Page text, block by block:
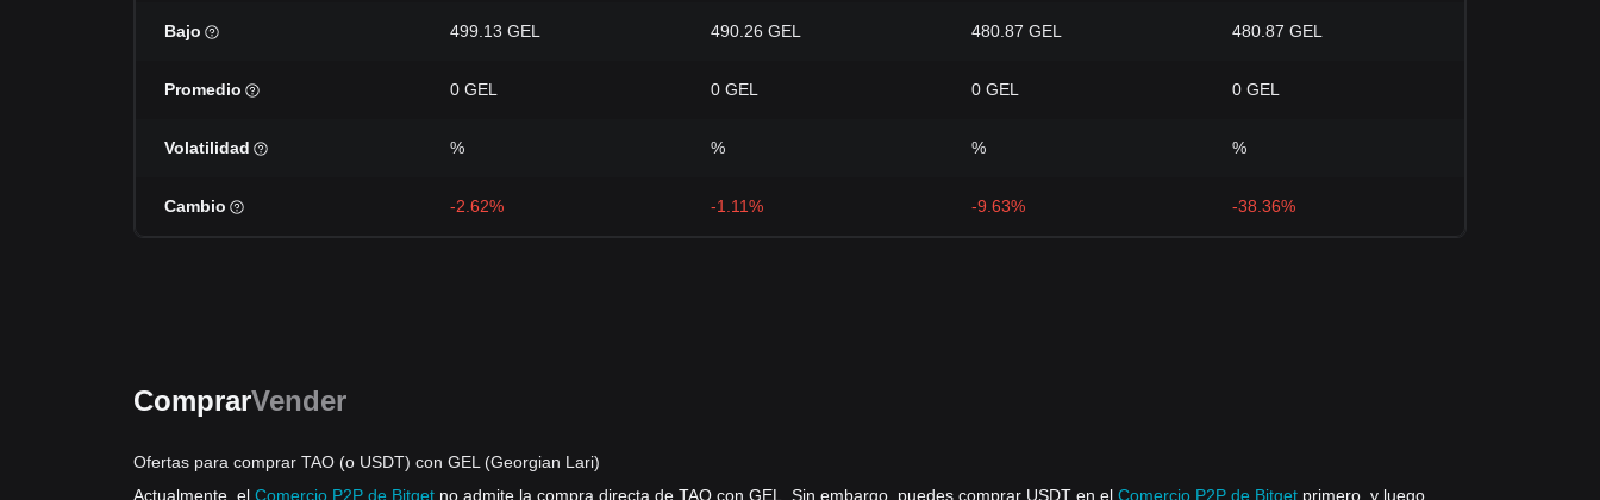
Bajo 499.13 GEL 490.26 GEL 480.87 GEL 480.87 GEL
Promedio 0 GEL 0 GEL 0 GEL 0 GEL
Volatilidad % % % %
Cambio -2.62% -1.11% -9.63% -38.36%
ComprarVender
Ofertas para comprar TAO (o USDT) con GEL (Georgian Lari)
Actualmente, el Comercio P2P de Bitget no admite la compra directa de TAO con GEL. Sin embargo, puedes comprar USDT en el Comercio P2P de Bitget primero, y luego